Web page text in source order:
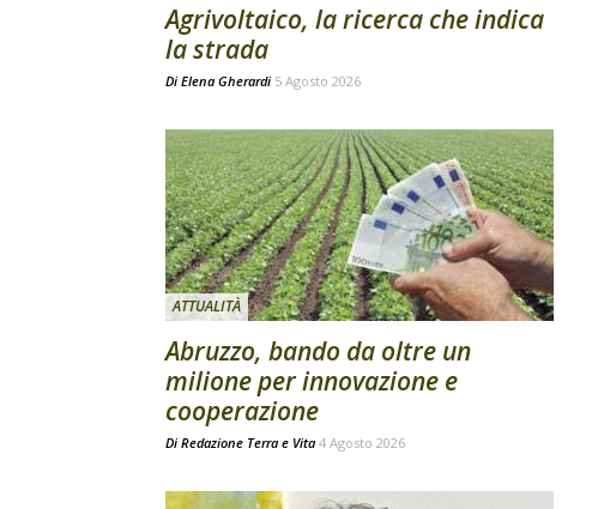
Agrivoltaico, la ricerca che indica
la strada
Di Elena Gherardi 5 Agosto 2026
ATTUALITÀ
Abruzzo, bando da oltre un
milione per innovazione e
cooperazione
Di Redazione Terra e Vita 4 Agosto 2026